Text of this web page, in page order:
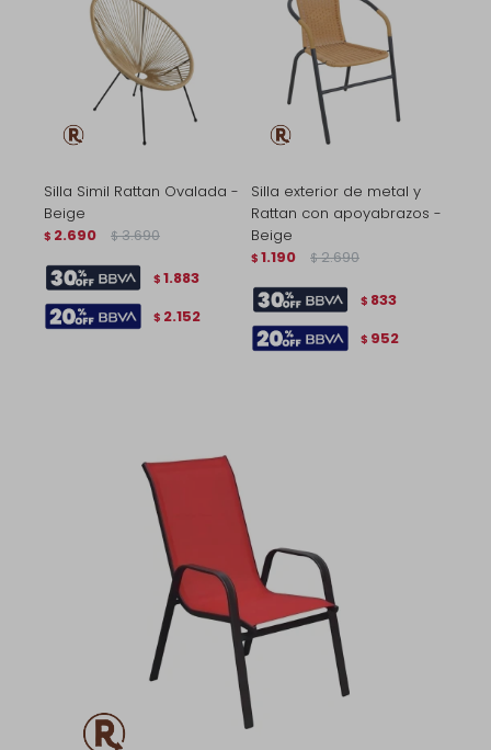
Silla Simil Rattan Ovalada -
Beige
$ 2.690 $ 3.690
$ 1.883
$ 2.152
Silla exterior de metal y
Rattan con apoyabrazos -
Beige
$ 1.190 $ 2.690
$ 833
$ 952